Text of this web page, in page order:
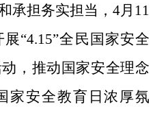
承担务实担当，4月11
“4.15”全民国家安全
，推动国家安全理念
家安全教育日浓厚氛